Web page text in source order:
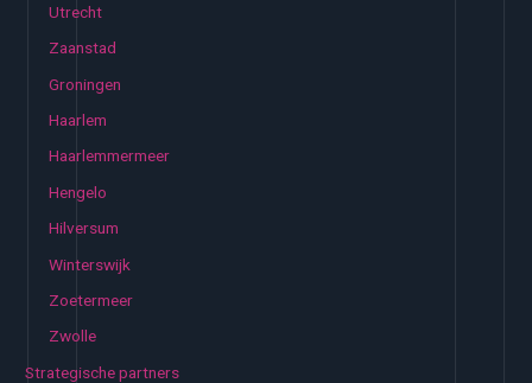
Utrecht
Zaanstad
Groningen
Haarlem
Haarlemmermeer
Hengelo
Hilversum
Winterswijk
Zoetermeer
Zwolle
Strategische partners